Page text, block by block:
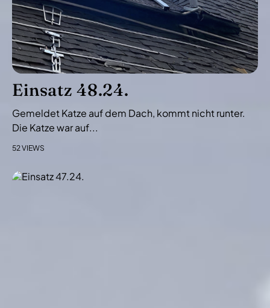
i
g
a
t
i
n
Einsatz 48.24.
Gemeldet Katze auf dem Dach, kommt nicht runter.
Die Katze war auf...
52 VIEWS